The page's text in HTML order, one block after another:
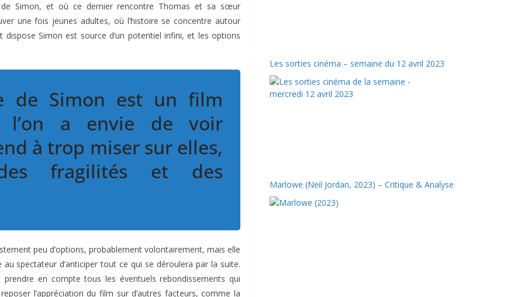
de Simon, et où ce dernier rencontre Thomas et sa sœur
une fois jeunes adultes, où l’histoire se concentre autour
dispose Simon est source d’un potentiel infini, et les options
de Simon est un film
l’on a envie de voir
à trop miser sur elles,
fragilités et des
peu d’options, probablement volontairement, mais elle
spectateur d’anticiper tout ce qui se déroulera par la suite.
en compte tous les éventuels rebondissements qui
l’appréciation du film sur d’autres facteurs, comme la
Les sorties cinéma – semaine du 12 avril 2023
Marlowe (Neil Jordan, 2023) – Critique & Analyse